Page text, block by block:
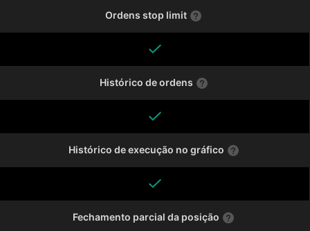
Ordens stop limit
Histórico de ordens
Histórico de execução no gráfico
Fechamento parcial da posição